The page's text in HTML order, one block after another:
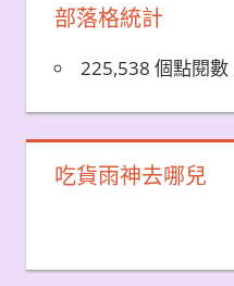
部落格統計
225,538 個點閱數
吃貨雨神去哪兒